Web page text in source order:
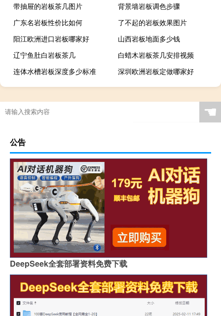
带抽屉的岩板茶几图片
背景墙岩板调色步骤
广东名岩板性价比如何
了不起的岩板效果图片
阳江欧洲进口岩板哪家好
山西岩板地面多少钱
辽宁鱼肚白岩板茶几
白蜡木岩板茶几安排视频
连体水槽岩板深度多少标准
深圳欧洲岩板定做哪家好
广西现代简约岩板贵吗
岩板当背景墙好吗
茶几桌客厅京东自营岩板
瓷砖岩板能打磨吗吗
特别的岩板图案是什么
怎么区分岩石岩板的好坏
岩板茶几会变色吗吗
贵阳鱼肚金岩板茶几价格
浙江黑色的岩板叫什么
哪里买岩板茶几便宜的
岩板吊顶怎么贴瓷砖好看
哪个品牌岩板是真的白
原木岩板沙发效果图
人工花岗石和岩板哪个好
佛山著名岩板市场在哪里
桌子用哑光岩板好吗
郑州品牌岩板批发商
桌面怎么做成岩板墙
岩板背面没有品牌标识吗
怎么分辨岩板和岗石砖
广州岩板生产企业有哪些
圆岩板玄关壁画视频讲解
岩板可以包横梁吗图片
供应硅岩板设备哪家好用
☚
公告
DeepSeek全套部署资料免费下载